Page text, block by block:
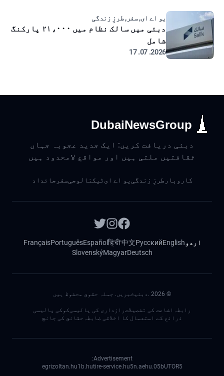
یو اے ای, سفر, طرزِ زندگی
دبئی میں سالک نظام میں ۲۱،۰۰۰ پارکنگ
شامل
2026. 07. 17
DubaiNewsGroup
دبئی دریافت کریں: ایک جدید عجوبہ جہاں
ثقافتیں ملتی ہیں اور مواقع لامحدود ہیں
کاروبار طرزِ زندگی یو اے ایٹیکنالوجیسفر جائداد
اردو English
Русский
中文
हिंदी
Español
Português
Français
Deutsch
Magyar
Slovenský
©
2026 .دبئیخبریں. جملہ حقوق محفوظ ہیں
رابطہ اشاعت کی تفصیلاترازداری کی پالیسیکوکی پالیسی
ذرائع کے استعمال کا اخلاقی ضابطہ حقائق کی جانچ
Advertisement:
bUTOR5
05.hu
5n.ae
tire-service.hu
1b.hu
egrizoltan.hu